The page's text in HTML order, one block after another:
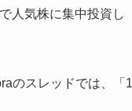
人気株に集中投資し
のスレッドでは、「1